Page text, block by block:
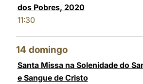
dos Pobres, 2020
11:30
14 domingo
Santa Missa na Solenidade do
e Sangue de Cristo